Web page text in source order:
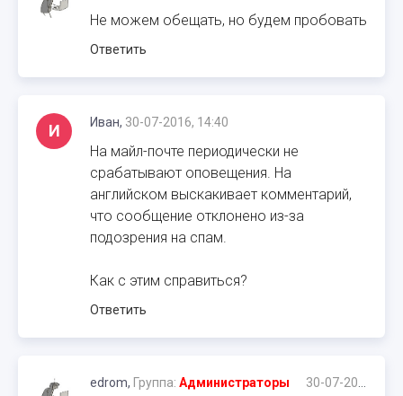
Не можем обещать, но будем пробовать
Ответить
И Иван, 30-07-2016, 14:40
На майл-почте периодически не
срабатывают оповещения. На
английском выскакивает комментарий,
что сообщение отклонено из-за
подозрения на спам.
Как с этим справиться?
Ответить
edrom, Группа: Администраторы 30-07-2016, 14:46